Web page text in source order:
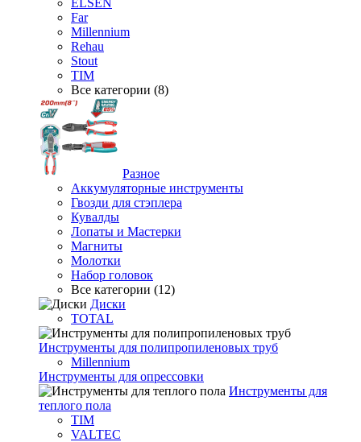
ELSEN
Far
Millennium
Rehau
Stout
TIM
Все категории (8)
Разное
Аккумуляторные инструменты
Гвозди для стэплера
Кувалды
Лопаты и Мастерки
Магниты
Молотки
Набор головок
Все категории (12)
Диски
TOTAL
Инструменты для полипропиленовых труб
Millennium
Инструменты для опрессовки
Инструменты для
теплого пола
TIM
VALTEC